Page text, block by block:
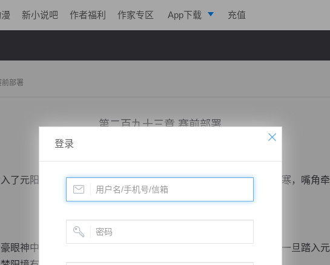
新小说吧 作者福利 作家专区 App下载 充值
部署
第二百九十三章 赛前部署
小说：寒帝传说
元阳境，所以便是离开了落霞峰，承阳殿中帝豪看着回来的古寒，嘴角牵
神中有些惊喜，毕竟这是一道分水岭，是武道修士的分水岭，一旦踏入
登录